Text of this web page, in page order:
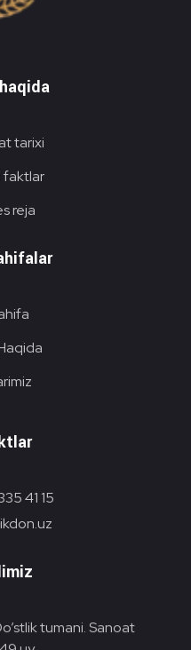
tarixi
faktlar
reja
41 15
tumani. Sanoat